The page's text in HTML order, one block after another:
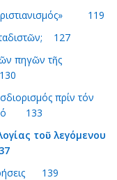
119
127
πηγῶν τῆς
πρίν τόν
133
τοῦ λεγόμενου
139